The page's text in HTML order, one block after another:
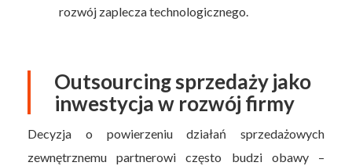
rozwój zaplecza technologicznego.
Outsourcing sprzedaży jako
inwestycja w rozwój firmy
Decyzja o powierzeniu działań sprzedażowych
zewnętrznemu partnerowi często budzi obawy –